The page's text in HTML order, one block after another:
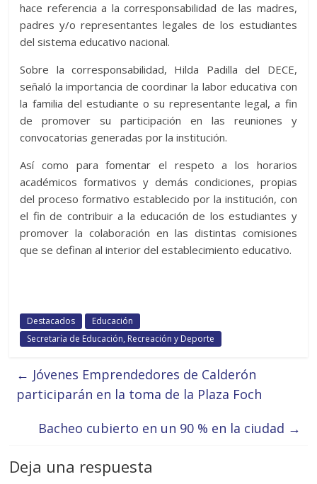
hace referencia a la corresponsabilidad de las madres,
padres y/o representantes legales de los estudiantes
del sistema educativo nacional.
Sobre la corresponsabilidad, Hilda Padilla del DECE,
señaló la importancia de coordinar la labor educativa con
la familia del estudiante o su representante legal, a fin
de promover su participación en las reuniones y
convocatorias generadas por la institución.
Así como para fomentar el respeto a los horarios
académicos formativos y demás condiciones, propias
del proceso formativo establecido por la institución, con
el fin de contribuir a la educación de los estudiantes y
promover la colaboración en las distintas comisiones
que se definan al interior del establecimiento educativo.
Destacados
Educación
Secretaría de Educación, Recreación y Deporte
← Jóvenes Emprendedores de Calderón
participarán en la toma de la Plaza Foch
Bacheo cubierto en un 90 % en la ciudad →
Deja una respuesta